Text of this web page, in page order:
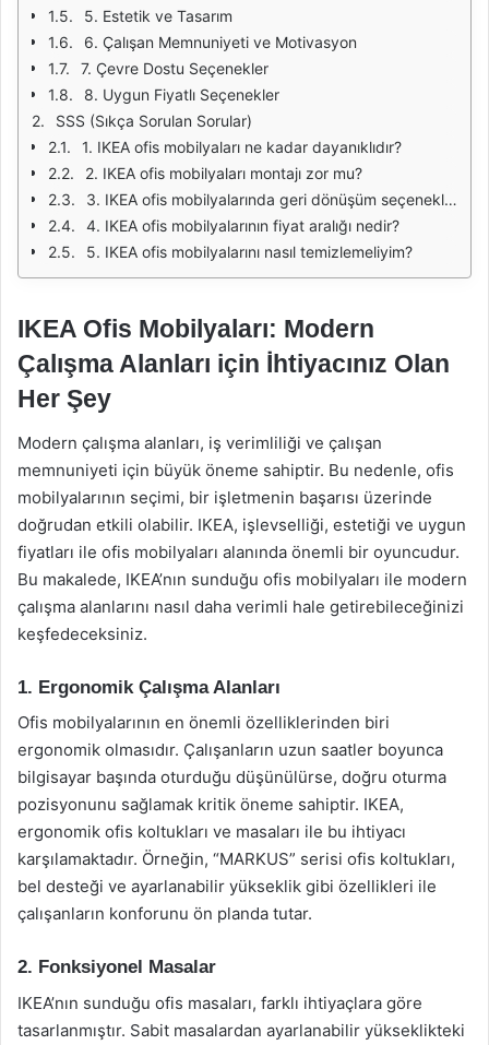
5. Estetik ve Tasarım
6. Çalışan Memnuniyeti ve Motivasyon
7. Çevre Dostu Seçenekler
8. Uygun Fiyatlı Seçenekler
SSS (Sıkça Sorulan Sorular)
1. IKEA ofis mobilyaları ne kadar dayanıklıdır?
2. IKEA ofis mobilyaları montajı zor mu?
3. IKEA ofis mobilyalarında geri dönüşüm seçenekleri var mı?
4. IKEA ofis mobilyalarının fiyat aralığı nedir?
5. IKEA ofis mobilyalarını nasıl temizlemeliyim?
IKEA Ofis Mobilyaları: Modern
Çalışma Alanları için İhtiyacınız Olan
Her Şey
Modern çalışma alanları, iş verimliliği ve çalışan
memnuniyeti için büyük öneme sahiptir. Bu nedenle, ofis
mobilyalarının seçimi, bir işletmenin başarısı üzerinde
doğrudan etkili olabilir. IKEA, işlevselliği, estetiği ve uygun
fiyatları ile ofis mobilyaları alanında önemli bir oyuncudur.
Bu makalede, IKEA’nın sunduğu ofis mobilyaları ile modern
çalışma alanlarını nasıl daha verimli hale getirebileceğinizi
keşfedeceksiniz.
1. Ergonomik Çalışma Alanları
Ofis mobilyalarının en önemli özelliklerinden biri
ergonomik olmasıdır. Çalışanların uzun saatler boyunca
bilgisayar başında oturduğu düşünülürse, doğru oturma
pozisyonunu sağlamak kritik öneme sahiptir. IKEA,
ergonomik ofis koltukları ve masaları ile bu ihtiyacı
karşılamaktadır. Örneğin, “MARKUS” serisi ofis koltukları,
bel desteği ve ayarlanabilir yükseklik gibi özellikleri ile
çalışanların konforunu ön planda tutar.
2. Fonksiyonel Masalar
IKEA’nın sunduğu ofis masaları, farklı ihtiyaçlara göre
tasarlanmıştır. Sabit masalardan ayarlanabilir yükseklikteki